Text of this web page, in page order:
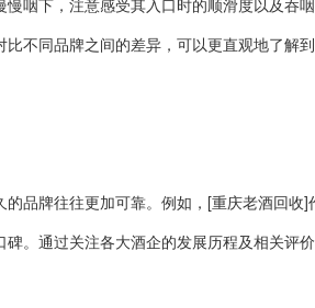
下，注意感受其入口时的顺滑度以及吞
不同品牌之间的差异，可以更直观地了解到
牌往往更加可靠。例如，[重庆老酒回收]
。通过关注各大酒企的发展历程及相关评